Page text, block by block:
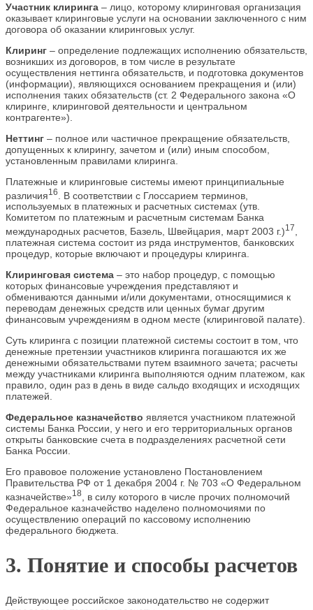
Участник клиринга – лицо, которому клиринговая организация
оказывает клиринговые услуги на основании заключенного с ним
договора об оказании клиринговых услуг.
Клиринг – определение подлежащих исполнению обязательств,
возникших из договоров, в том числе в результате
осуществления неттинга обязательств, и подготовка документов
(информации), являющихся основанием прекращения и (или)
исполнения таких обязательств (ст. 2 Федерального закона «О
клиринге, клиринговой деятельности и центральном
контрагенте»).
Неттинг – полное или частичное прекращение обязательств,
допущенных к клирингу, зачетом и (или) иным способом,
установленным правилами клиринга.
Платежные и клиринговые системы имеют принципиальные
различия16
. В соответствии с Глоссарием терминов,
используемых в платежных и расчетных системах (утв.
Комитетом по платежным и расчетным системам Банка
международных расчетов, Базель, Швейцария, март 2003 г.)17
платежная система состоит из ряда инструментов, банковских
процедур, которые включают и процедуры клиринга.
Клиринговая система – это набор процедур, с помощью
которых финансовые учреждения представляют и
обмениваются данными и/или документами, относящимися к
переводам денежных средств или ценных бумаг другим
финансовым учреждениям в одном месте (клиринговой палате).
Суть клиринга с позиции платежной системы состоит в том, что
денежные претензии участников клиринга погашаются их же
денежными обязательствами путем взаимного зачета; расчеты
между участниками клиринга выполняются одним платежом, как
правило, один раз в день в виде сальдо входящих и исходящих
платежей.
Федеральное казначейство является участником платежной
системы Банка России, у него и его территориальных органов
открыты банковские счета в подразделениях расчетной сети
Банка России.
Его правовое положение установлено Постановлением
Правительства РФ от 1 декабря 2004 г. № 703 «О Федеральном
казначействе»18
, в силу которого в числе прочих полномочий
Федеральное казначейство наделено полномочиями по
осуществлению операций по кассовому исполнению
федерального бюджета.
3. Понятие и способы расчетов
Действующее российское законодательство не содержит